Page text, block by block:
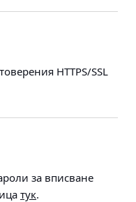
HTTPS/SSL
за вписване
тук.